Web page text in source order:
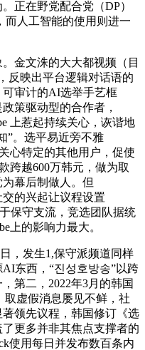
正在野党配合党（DP）
而人工智能的使用则进一
金文洙的大大都视频（目
反映出平台逻辑对话语的
审计的AI选举手艺框
策驱动型的合作者，
上惹起持续关心，诙谐地
”。选平易近旁不雅
心特定的其他用户，促使
跨越600万韩元，做为取
幕后制做人。但
交的兴起让议程设置
于保守支流，竞选团队据统
上的影响力最大。
发生1,保守派频道同样
东西，“진성호방송”以跨
第二，2022年3月的韩国
取虚假消息屡见不鲜，社
领先议程，韩国修订《选
更多并非其焦点支撑者的
使用每日并发布数百条内